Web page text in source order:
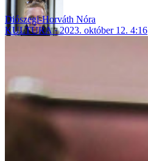
Diószegi-Horváth Nóra
KULTÚRA
2023. október 12. 4:16